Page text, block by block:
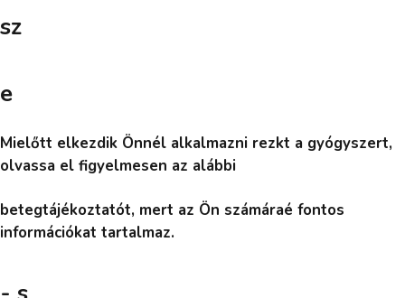
sz
e
Mielőtt elkezdik Önnél alkalmazni rezkt a gyógyszert,
olvassa el figyelmesen az alábbi
betegtájékoztatót, mert az Ön számáraé fontos
információkat tartalmaz.